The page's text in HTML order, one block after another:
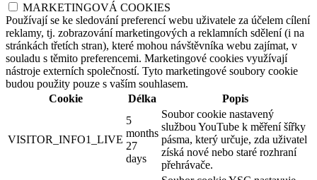
MARKETINGOVÁ COOKIES
Používají se ke sledování preferencí webu uživatele za účelem cílení
reklamy, tj. zobrazování marketingových a reklamních sdělení (i na
stránkách třetích stran), které mohou návštěvníka webu zajímat, v
souladu s těmito preferencemi. Marketingové cookies využívají
nástroje externích společností. Tyto marketingové soubory cookie
budou použity pouze s vaším souhlasem.
Cookie
Délka Popis
VISITOR_INFO1_LIVE
5
months
27
days
Soubor cookie nastavený
službou YouTube k měření šířky
pásma, který určuje, zda uživatel
získá nové nebo staré rozhraní
přehrávače.